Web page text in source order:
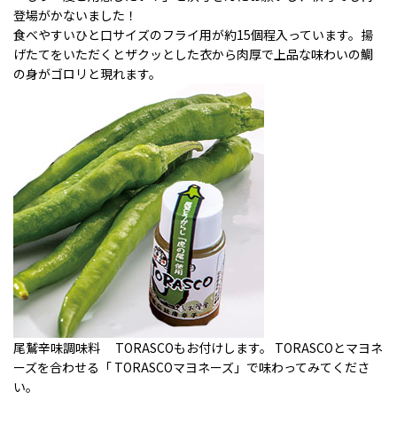
登場がかないました！
食べやすいひと口サイズのフライ用が約15個程入っています。揚
げたてをいただくとザクッとした衣から肉厚で上品な味わいの鯛
の身がゴロリと現れます。
尾鷲辛味調味料 TORASCOもお付けします。 TORASCOとマヨネ
ーズを合わせる「 TORASCOマヨネーズ」で味わってみてくださ
い。